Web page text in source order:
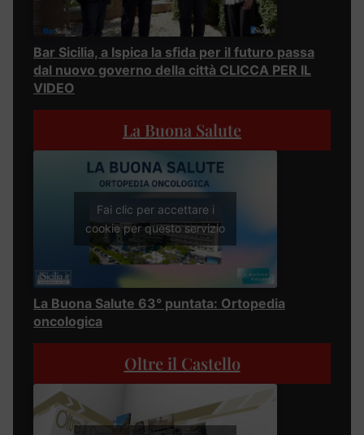
Bar Sicilia, a Ispica la sfida per il futuro passa
dal nuovo governo della città CLICCA PER IL
VIDEO
La Buona Salute
Fai clic per accettare i
cookie per questo servizio
La Buona Salute 63° puntata: Ortopedia
oncologica
Oltre il Castello